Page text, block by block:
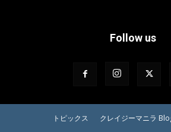
Follow us
トピックス クレイジーマニラ